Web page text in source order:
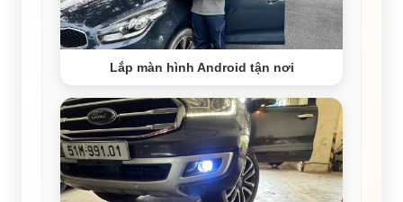
Lắp màn hình Android tận nơi